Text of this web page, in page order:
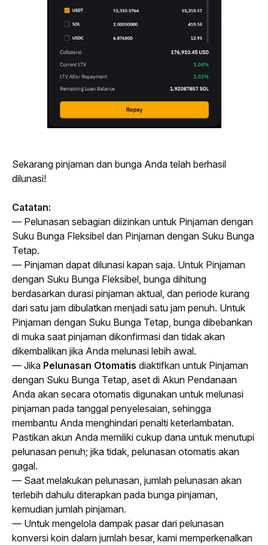
Sekarang pinjaman dan bunga Anda telah berhasil
dilunasi!
Catatan:
— Pelunasan sebagian diizinkan untuk Pinjaman dengan
Suku Bunga Fleksibel dan Pinjaman dengan Suku Bunga
Tetap.
— Pinjaman dapat dilunasi kapan saja. Untuk Pinjaman
dengan Suku Bunga Fleksibel, bunga dihitung
berdasarkan durasi pinjaman aktual, dan periode kurang
dari satu jam dibulatkan menjadi satu jam penuh. Untuk
Pinjaman dengan Suku Bunga Tetap, bunga dibebankan
di muka saat pinjaman dikonfirmasi dan tidak akan
dikembalikan jika Anda melunasi lebih awal.
— Jika Pelunasan Otomatis diaktifkan untuk Pinjaman
dengan Suku Bunga Tetap, aset di Akun Pendanaan
Anda akan secara otomatis digunakan untuk melunasi
pinjaman pada tanggal penyelesaian, sehingga
membantu Anda menghindari penalti keterlambatan.
Pastikan akun Anda memiliki cukup dana untuk menutupi
pelunasan penuh; jika tidak, pelunasan otomatis akan
gagal.
— Saat melakukan pelunasan, jumlah pelunasan akan
terlebih dahulu diterapkan pada bunga pinjaman,
kemudian jumlah pinjaman.
— Untuk mengelola dampak pasar dari pelunasan
konversi koin dalam jumlah besar, kami memperkenalkan